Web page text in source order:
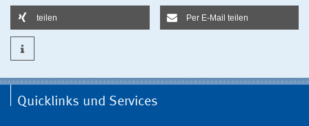
teilen Per E-Mail teilen
Quicklinks und Services